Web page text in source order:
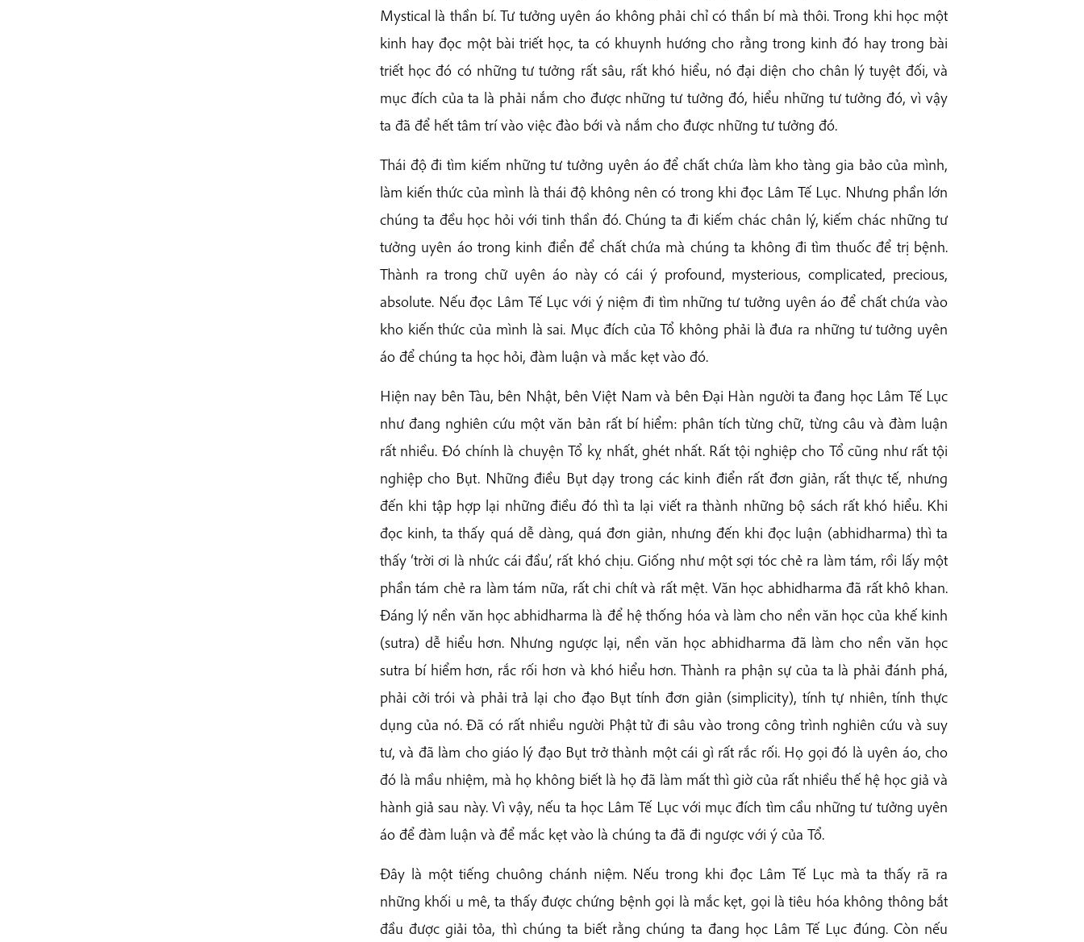
Mystical là thần bí. Tư tưởng uyên áo không phải chỉ có thần bí mà thôi. Trong khi học một
kinh hay đọc một bài triết học, ta có khuynh hướng cho rằng trong kinh đó hay trong bài
triết học đó có những tư tưởng rất sâu, rất khó hiểu, nó đại diện cho chân lý tuyệt đối, và
mục đích của ta là phải nắm cho được những tư tưởng đó, hiểu những tư tưởng đó, vì vậy
ta đã để hết tâm trí vào việc đào bới và nắm cho được những tư tưởng đó.
Thái độ đi tìm kiếm những tư tưởng uyên áo để chất chứa làm kho tàng gia bảo của mình,
làm kiến thức của mình là thái độ không nên có trong khi đọc Lâm Tế Lục. Nhưng phần lớn
chúng ta đều học hỏi với tinh thần đó. Chúng ta đi kiếm chác chân lý, kiếm chác những tư
tưởng uyên áo trong kinh điển để chất chứa mà chúng ta không đi tìm thuốc để trị bệnh.
Thành ra trong chữ uyên áo này có cái ý profound, mysterious, complicated, precious,
absolute. Nếu đọc Lâm Tế Lục với ý niệm đi tìm những tư tưởng uyên áo để chất chứa vào
kho kiến thức của mình là sai. Mục đích của Tổ không phải là đưa ra những tư tưởng uyên
áo để chúng ta học hỏi, đàm luận và mắc kẹt vào đó.
Hiện nay bên Tàu, bên Nhật, bên Việt Nam và bên Đại Hàn người ta đang học Lâm Tế Lục
như đang nghiên cứu một văn bản rất bí hiểm: phân tích từng chữ, từng câu và đàm luận
rất nhiều. Đó chính là chuyện Tổ kỵ nhất, ghét nhất. Rất tội nghiệp cho Tổ cũng như rất tội
nghiệp cho Bụt. Những điều Bụt dạy trong các kinh điển rất đơn giản, rất thực tế, nhưng
đến khi tập hợp lại những điều đó thì ta lại viết ra thành những bộ sách rất khó hiểu. Khi
đọc kinh, ta thấy quá dễ dàng, quá đơn giản, nhưng đến khi đọc luận (abhidharma) thì ta
thấy ‘trời ơi là nhức cái đầu’, rất khó chịu. Giống như một sợi tóc chẻ ra làm tám, rồi lấy một
phần tám chẻ ra làm tám nữa, rất chi chít và rất mệt. Văn học abhidharma đã rất khô khan.
Đáng lý nền văn học abhidharma là để hệ thống hóa và làm cho nền văn học của khế kinh
(sutra) dễ hiểu hơn. Nhưng ngược lại, nền văn học abhidharma đã làm cho nền văn học
sutra bí hiểm hơn, rắc rối hơn và khó hiểu hơn. Thành ra phận sự của ta là phải đánh phá,
phải cởi trói và phải trả lại cho đạo Bụt tính đơn giản (simplicity), tính tự nhiên, tính thực
dụng của nó. Đã có rất nhiều người Phật tử đi sâu vào trong công trình nghiên cứu và suy
tư, và đã làm cho giáo lý đạo Bụt trở thành một cái gì rất rắc rối. Họ gọi đó là uyên áo, cho
đó là mầu nhiệm, mà họ không biết là họ đã làm mất thì giờ của rất nhiều thế hệ học giả và
hành giả sau này. Vì vậy, nếu ta học Lâm Tế Lục với mục đích tìm cầu những tư tưởng uyên
áo để đàm luận và để mắc kẹt vào là chúng ta đã đi ngược với ý của Tổ.
Đây là một tiếng chuông chánh niệm. Nếu trong khi đọc Lâm Tế Lục mà ta thấy rã ra
những khối u mê, ta thấy được chứng bệnh gọi là mắc kẹt, gọi là tiêu hóa không thông bắt
đầu được giải tỏa, thì chúng ta biết rằng chúng ta đang học Lâm Tế Lục đúng. Còn nếu